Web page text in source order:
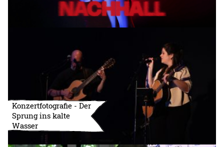
Konzertfotografie - Der
Sprung ins kalte
Wasser